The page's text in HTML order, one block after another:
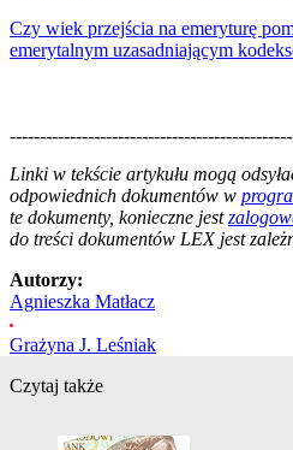
Czy wiek przejścia na emeryturę
emerytalnym uzasadniającym
Linki w tekście artykułu mogą
odpowiednich dokumentów w
te dokumenty, konieczne jest
do treści dokumentów LEX jest
Autorzy:
Agnieszka Matłacz
Grażyna J. Leśniak
Czytaj także